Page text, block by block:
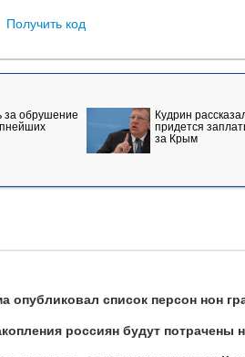
Получить код
обрушение Кудрин
придется
за Крым
опубликовал список персон нон
россиян будут